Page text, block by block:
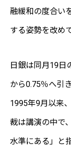
融緩和の度合い
する姿勢を改め
日銀は同月19日
から0.75％へ引
1995年9月以来
裁は講演の中で
水準にある」と